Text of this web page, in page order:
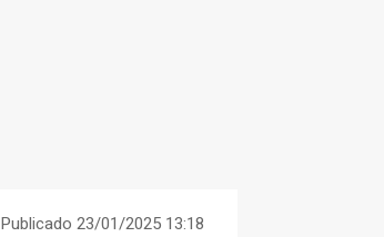
Publicado 23/01/2025 13:18